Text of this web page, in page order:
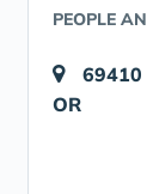
PEOPLE
69410
OR